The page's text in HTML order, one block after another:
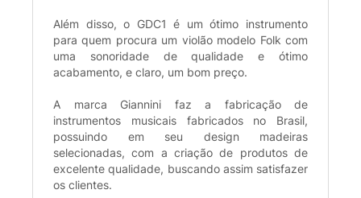
Além disso, o GDC1 é um ótimo instrumento
para quem procura um violão modelo Folk com
uma sonoridade de qualidade e ótimo
acabamento, e claro, um bom preço.
A marca Giannini faz a fabricação de
instrumentos musicais fabricados no Brasil,
possuindo em seu design madeiras
selecionadas, com a criação de produtos de
excelente qualidade, buscando assim satisfazer
os clientes.